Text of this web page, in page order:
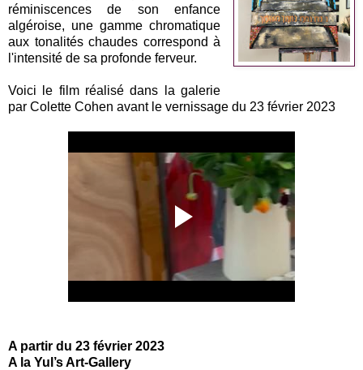
réminiscences de son enfance
algéroise, une gamme chromatique
aux tonalités chaudes correspond à
l'intensité de sa profonde ferveur.
Voici le film réalisé dans la galerie
par Colette Cohen avant le vernissage du 23 février 2023
A partir du 23 février 2023
A la Yul’s Art-Gallery